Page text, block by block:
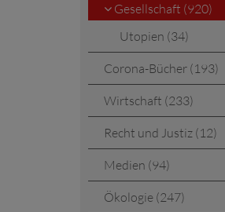
Gesellschaft (920)
Utopien (34)
Corona-Bücher (193)
Wirtschaft (233)
Recht und Justiz (12)
Medien (94)
Ökologie (247)